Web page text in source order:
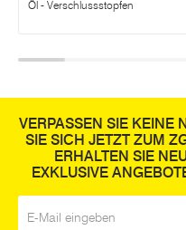
Öl - Verschlussstopfen
VERPASSEN SIE KEINE
SIE SICH JETZT ZUM
ERHALTEN SIE
EXKLUSIVE